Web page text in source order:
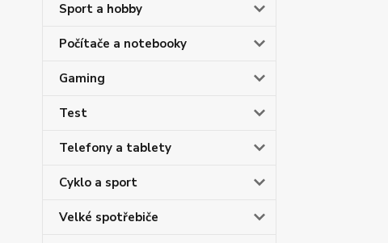
Sport a hobby
Počítače a notebooky
Gaming
Test
Telefony a tablety
Cyklo a sport
Velké spotřebiče